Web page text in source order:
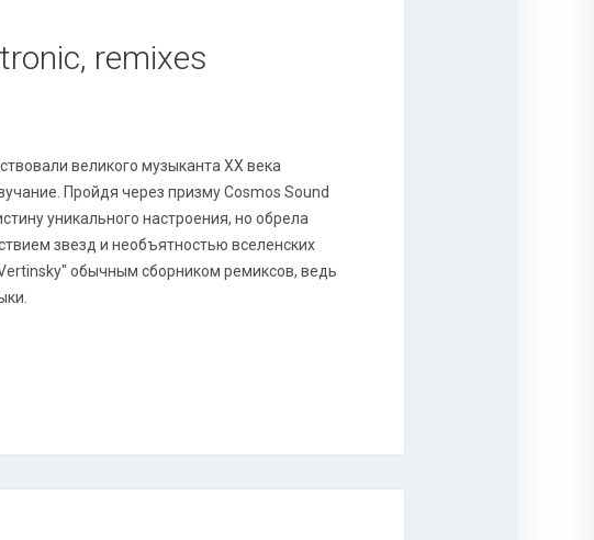
remixes
великого музыканта XX века
Пройдя через призму Cosmos Sound
уникального настроения, но обрела
звезд и необъятностью вселенских
обычным сборником ремиксов, ведь